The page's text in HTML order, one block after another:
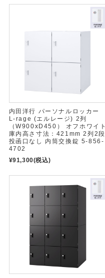
内田洋行 パーソナルロッカー
L-rage (エルレージ) 2列
（W900xD450） オフホワイト
庫内高さ寸法：421mm 2列2段
投函口なし 内筒交換錠 5-856-
4702
¥91,300(税込)